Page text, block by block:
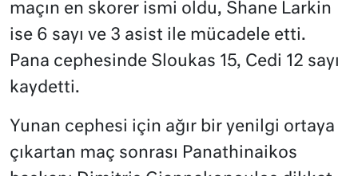
maçın en skorer ismi oldu, Shane Larkin
ise 6 sayı ve 3 asist ile mücadele etti.
Pana cephesinde Sloukas 15, Cedi 12 sayı
kaydetti.
Yunan cephesi için ağır bir yenilgi ortaya
çıkartan maç sonrası Panathinaikos